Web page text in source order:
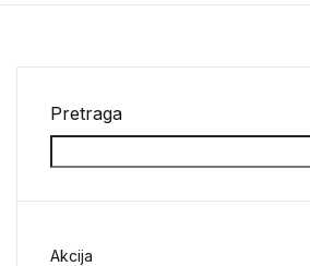
Pretraga
Akcija